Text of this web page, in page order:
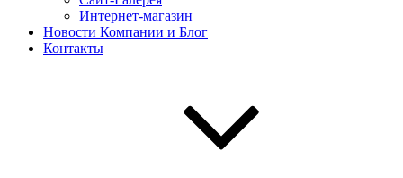
Интернет-магазин
Новости Компании и Блог
Контакты